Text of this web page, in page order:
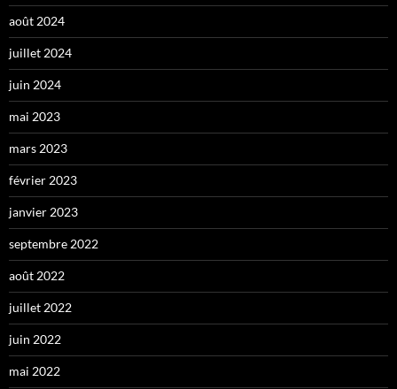
août 2024
juillet 2024
juin 2024
mai 2023
mars 2023
février 2023
janvier 2023
septembre 2022
août 2022
juillet 2022
juin 2022
mai 2022